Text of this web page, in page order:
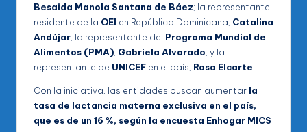
Besaida Manola Santana de Báez; la representante
residente de la OEI en República Dominicana, Catalina
Andújar; la representante del Programa Mundial de
Alimentos (PMA) Gabriela Alvarado , y la
representante de UNICEF en el país, Rosa Elcarte
Con la iniciativa, las entidades buscan aumentar la
tasa de lactancia materna exclusiva en el país,
que es de un 16 %, según la encuesta Enhogar MICS